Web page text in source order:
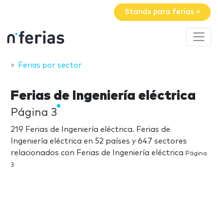
Stands para ferias »
Ferias por sector
Ferias de Ingeniería eléctrica
Página 3
219 Ferias de Ingeniería eléctrica. Ferias de
Ingeniería eléctrica en 52 países y 647 sectores
relacionados con Ferias de Ingeniería eléctrica Página
3